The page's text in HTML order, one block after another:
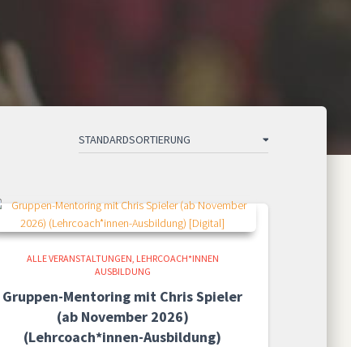
ALLE VERANSTALTUNGEN LEHRCOACH*INNEN
AUSBILDUNG
Gruppen-Mentoring mit Chris Spieler
(ab November 2026)
(Lehrcoach*innen-Ausbildung)